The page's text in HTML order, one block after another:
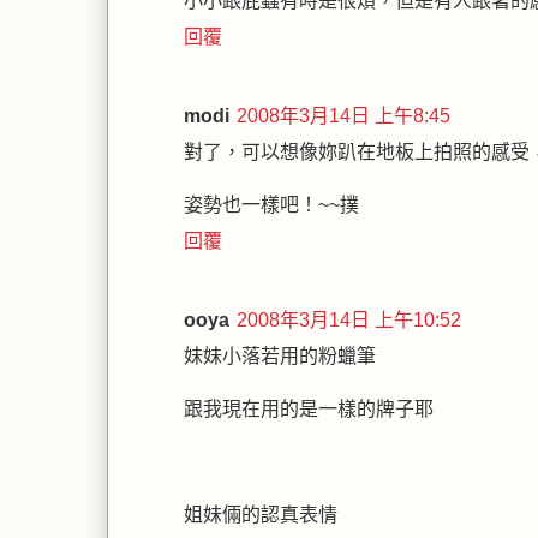
回覆
modi 2008年3月14日 上午8:45
對了，可以想像妳趴在地板上拍照的感受
姿勢也一樣吧！~~撲
回覆
ooya 2008年3月14日 上午10:52
妹妹小落若用的粉蠟筆
跟我現在用的是一樣的牌子耶
姐妹倆的認真表情